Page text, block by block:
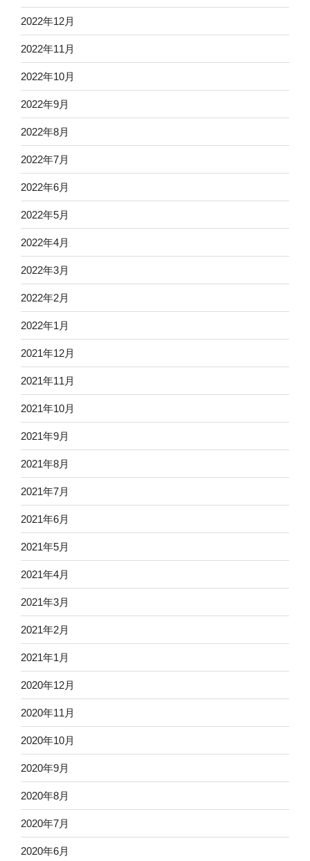
2022年12月
2022年11月
2022年10月
2022年9月
2022年8月
2022年7月
2022年6月
2022年5月
2022年4月
2022年3月
2022年2月
2022年1月
2021年12月
2021年11月
2021年10月
2021年9月
2021年8月
2021年7月
2021年6月
2021年5月
2021年4月
2021年3月
2021年2月
2021年1月
2020年12月
2020年11月
2020年10月
2020年9月
2020年8月
2020年7月
2020年6月